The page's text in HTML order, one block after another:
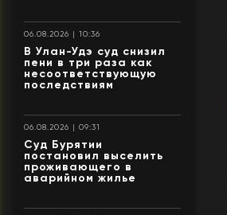
06.08.2026 | 10:36
В Улан-Удэ суд снизил
пени в три раза как
несоответствующую
последствиям
06.08.2026 | 09:31
Суд Бурятии
постановил выселить
проживающего в
аварийном жилье